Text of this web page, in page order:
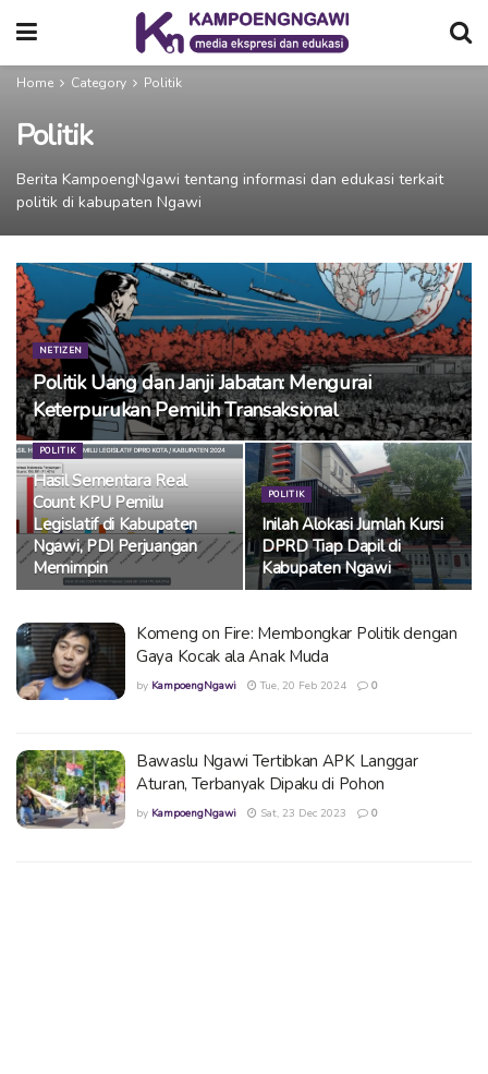
Home Category Politik
Politik
Berita KampoengNgawi tentang informasi dan edukasi terkait
politik di kabupaten Ngawi
NETIZEN
Politik Uang dan Janji Jabatan: Mengurai
Keterpurukan Pemilih Transaksional
POLITIK
Hasil Sementara Real
Count KPU Pemilu
Legislatif di Kabupaten
Ngawi, PDI Perjuangan
Memimpin
POLITIK
Inilah Alokasi Jumlah Kursi
DPRD Tiap Dapil di
Kabupaten Ngawi
Komeng on Fire: Membongkar Politik dengan
Gaya Kocak ala Anak Muda
by KampoengNgawi Tue, 20 Feb 2024 0
Bawaslu Ngawi Tertibkan APK Langgar
Aturan, Terbanyak Dipaku di Pohon
by KampoengNgawi Sat, 23 Dec 2023 0